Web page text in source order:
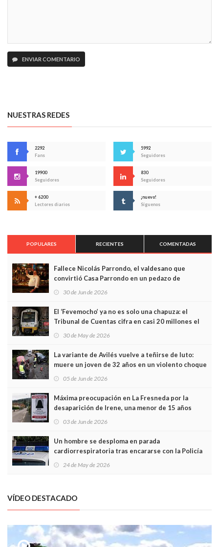
ENVIAR COMENTARIO
NUESTRAS REDES
2292
Fans
5992
Seguidores
19900
Seguidores
830
Seguidores
+ 6200
Lectores diarios
¡nuevo!
Síguenos
POPULARES RECIENTES COMENTADAS
Fallece Nicolás Parrondo, el valdesano que
convirtió Casa Parrondo en un pedazo de
Asturias en Madrid
30 de Jun de 2026
El ‘Fevemocho’ ya no es solo una chapuza: el
Tribunal de Cuentas cifra en casi 20 millones el
sobrecoste de los trenes que no cabían por los
30 de May de 2026
La variante de Avilés vuelve a teñirse de luto:
muere un joven de 32 años en un violento choque
frontal
05 de Jun de 2026
Máxima preocupación en La Fresneda por la
desaparición de Irene, una menor de 15 años
03 de Jun de 2026
Un hombre se desploma en parada
cardiorrespiratoria tras encararse con la Policía
Local en Luanco
24 de May de 2026
VÍDEO DESTACADO